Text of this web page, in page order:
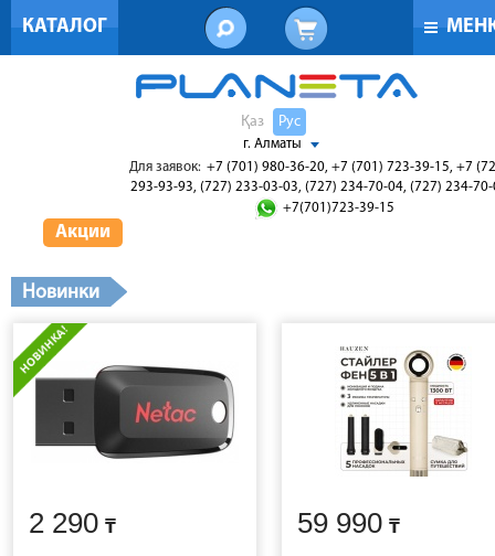
КАТАЛОГ
Қаз Рус
г. Алматы
Для заявок: +7 (701) 980-36-20, +7 (701) 723-39-15, +7
293-93-93, (727) 233-03-03, (727) 234-70-04, (727) 234-
+7(701)723-39-15
Акции
Новинки
2 290 59 990